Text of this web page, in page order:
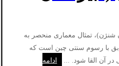
تمثال معماری منحصر به
با رسوم سنتی چین است که
آن القا شود. ...
ادامه